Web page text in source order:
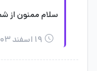
سلام ممنون از
۱۹ اسفند ۱۴۰۳